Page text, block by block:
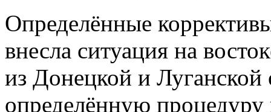
Определённые
внесла ситуация на
из Донецкой и Луганской
определённую процедуру